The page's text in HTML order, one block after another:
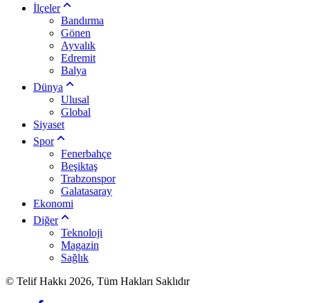
İlçeler
Bandırma
Gönen
Ayvalık
Edremit
Balya
Dünya
Ulusal
Global
Siyaset
Spor
Fenerbahçe
Beşiktaş
Trabzonspor
Galatasaray
Ekonomi
Diğer
Teknoloji
Magazin
Sağlık
© Telif Hakkı 2026, Tüm Hakları Saklıdır